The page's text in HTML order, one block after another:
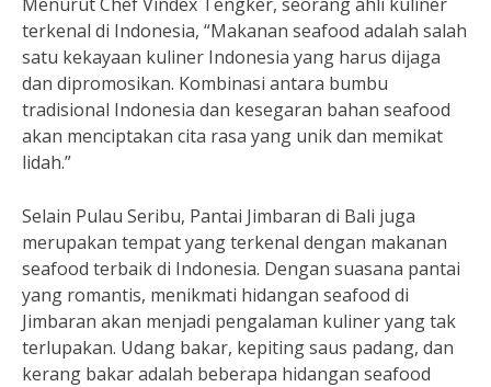
terkenal di Indonesia, “Makanan seafood adalah salah
satu kekayaan kuliner Indonesia yang harus dijaga
dan dipromosikan. Kombinasi antara bumbu
tradisional Indonesia dan kesegaran bahan seafood
akan menciptakan cita rasa yang unik dan memikat
lidah.”
Selain Pulau Seribu, Pantai Jimbaran di Bali juga
merupakan tempat yang terkenal dengan makanan
seafood terbaik di Indonesia. Dengan suasana pantai
yang romantis, menikmati hidangan seafood di
Jimbaran akan menjadi pengalaman kuliner yang tak
terlupakan. Udang bakar, kepiting saus padang, dan
kerang bakar adalah beberapa hidangan seafood